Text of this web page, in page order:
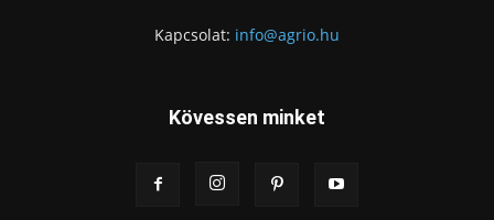
Kapcsolat: info@agrio.hu
Kövessen minket